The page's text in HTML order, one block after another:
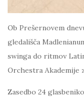
Ob Prešernovem
gledališča
swinga do ritmov
Orchestra Akademije
Zasedbo 24